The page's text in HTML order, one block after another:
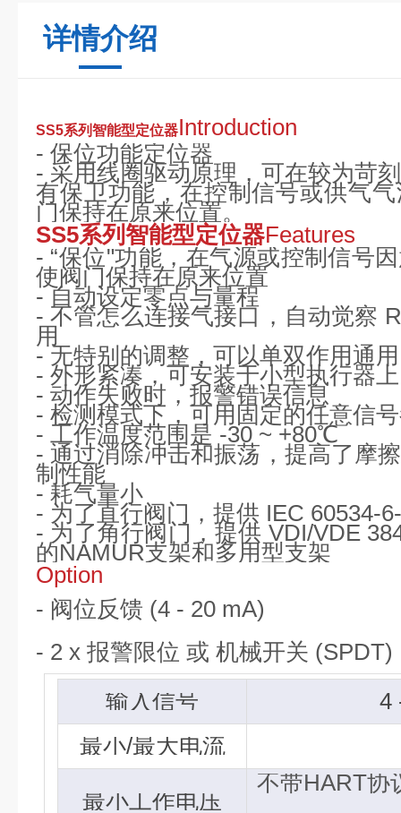
详情介绍
SS5系列智能型定位器Introduction
- 保位功能定位器
- 采用线圈驱动原理，可在较为苛
有保卫功能，在控制信号或供气
门保持在原来位置。
SS5系列智能型定位器Features
- “保位"功能，在气源或控制信号
使阀门保持在原来位置
-自动设定零点与量程
-不管怎么连接气接口，自动觉察
用
-无特别的调整，可以单双作用通用
- 外形紧凑，可安装于小型执行器上
- 动作失败时，报警错误信息
- 检测模式下，可用固定的任意信
- 工作温度范围是-30 ~ +80℃
- 通过消除冲击和振荡，提高了摩
制性能
- 耗气量小
- 为了直行阀门，提供 IEC 60534-
- 为了角行阀门，提供 VDI/VDE
的NAMUR支架和多用型支架
Option
- 阀位反馈 (4 - 20 mA)
- 2 x 报警限位 或 机械开关 (SPDT)
输入信号
4
最小/最大电流
最小工作电压
不带HART协